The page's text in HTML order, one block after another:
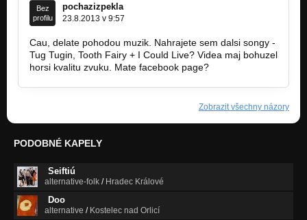
Bez
profilu
pochazizpekla
23.8.2013 v 9:57
Cau, delate pohodou muzik. Nahrajete sem dalsi songy -
Tug Tugin, Tooth Fairy + I Could Live? Videa maj bohuzel
horsi kvalitu zvuku. Mate facebook page?
Zobrazit všechny názory
PODOBNÉ KAPELY
Seiftiú
alternative-folk / Hradec Králové
Doo
alternative / Kostelec nad Orlicí